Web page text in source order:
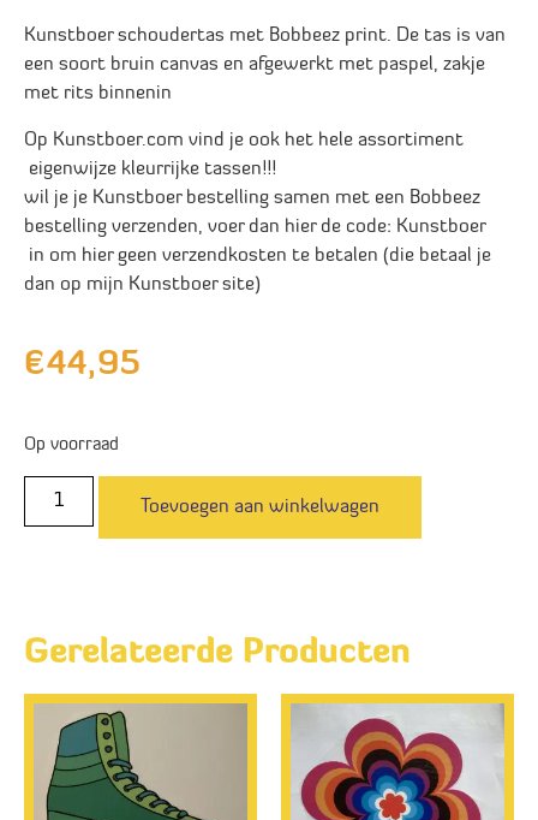
Kunstboer schoudertas met Bobbeez print. De tas is van
een soort bruin canvas en afgewerkt met paspel, zakje
met rits binnenin
Op Kunstboer.com vind je ook het hele assortiment
eigenwijze kleurrijke tassen!!!
wil je je Kunstboer bestelling samen met een Bobbeez
bestelling verzenden, voer dan hier de code: Kunstboer
in om hier geen verzendkosten te betalen (die betaal je
dan op mijn Kunstboer site)
€44,95
Op voorraad
Toevoegen aan winkelwagen
Gerelateerde Producten